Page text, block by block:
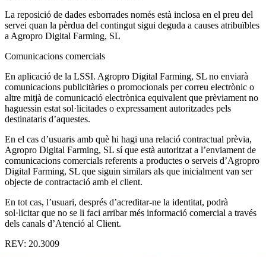
La reposició de dades esborrades només està inclosa en el preu del
servei quan la pèrdua del contingut sigui deguda a causes atribuïbles
a Agropro Digital Farming, SL
Comunicacions comercials
En aplicació de la LSSI. Agropro Digital Farming, SL no enviarà
comunicacions publicitàries o promocionals per correu electrònic o
altre mitjà de comunicació electrònica equivalent que prèviament no
haguessin estat sol·licitades o expressament autoritzades pels
destinataris d’aquestes.
En el cas d’usuaris amb què hi hagi una relació contractual prèvia,
Agropro Digital Farming, SL sí que està autoritzat a l’enviament de
comunicacions comercials referents a productes o serveis d’Agropro
Digital Farming, SL que siguin similars als que inicialment van ser
objecte de contractació amb el client.
En tot cas, l’usuari, després d’acreditar-ne la identitat, podrà
sol·licitar que no se li faci arribar més informació comercial a través
dels canals d’Atenció al Client.
REV: 20.3009